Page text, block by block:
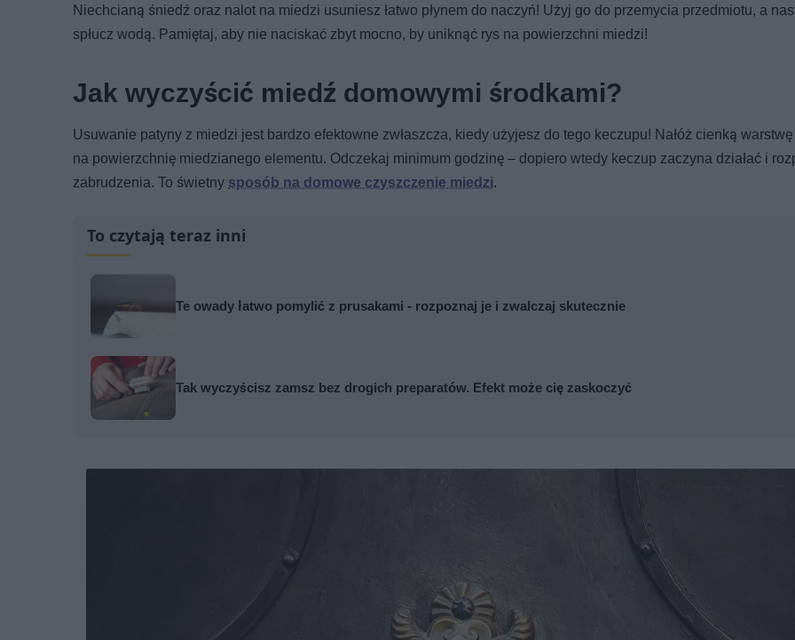
Niechcianą śniedź oraz nalot na miedzi usuniesz łatwo płynem do naczyń! Użyj go do przemycia przedmiotu, a
spłucz wodą. Pamiętaj, aby nie naciskać zbyt mocno, by uniknąć rys na powierzchni miedzi!
Jak wyczyścić miedź domowymi środkami?
Usuwanie patyny z miedzi jest bardzo efektowne zwłaszcza, kiedy użyjesz do tego keczupu! Nałóż cienką
na powierzchnię miedzianego elementu. Odczekaj minimum godzinę – dopiero wtedy keczup zaczyna działać i
zabrudzenia. To świetny sposób na domowe czyszczenie miedzi.
To czytają teraz inni
Te owady łatwo pomylić z prusakami - rozpoznaj je i zwalczaj skutecznie
Tak wyczyścisz zamsz bez drogich preparatów. Efekt może cię zaskoczyć